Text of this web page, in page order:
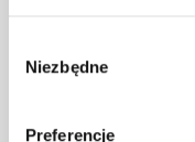
zgody
Niezbędne
Preferencje